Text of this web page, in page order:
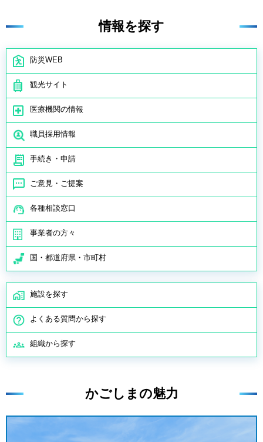
情報を探す
防災WEB
観光サイト
医療機関の情報
職員採用情報
手続き・申請
ご意見・ご提案
各種相談窓口
事業者の方々
国・都道府県・市町村
施設を探す
よくある質問から探す
組織から探す
かごしまの魅力